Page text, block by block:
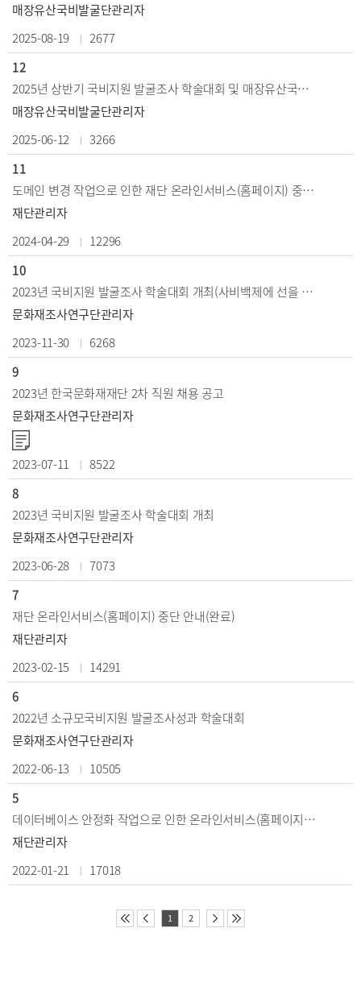
매장유산국비발굴단관리자
2025-08-19
2677
12
2025년 상반기 국비지원 발굴조사 학술대회 및 매장유산국비발굴단 출범 30주년 기념식
매장유산국비발굴단관리자
2025-06-12
3266
11
도메인 변경 작업으로 인한 재단 온라인서비스(홈페이지) 중단 안내(완료)
재단관리자
2024-04-29
12296
10
2023년 국비지원 발굴조사 학술대회 개최(사비백제에 선을 긋다)
문화재조사연구단관리자
2023-11-30
6268
9
2023년 한국문화재재단 2차 직원 채용 공고
문화재조사연구단관리자
2023-07-11
8522
8
2023년 국비지원 발굴조사 학술대회 개최
문화재조사연구단관리자
2023-06-28
7073
7
재단 온라인서비스(홈페이지) 중단 안내(완료)
재단관리자
2023-02-15
14291
6
2022년 소규모국비지원 발굴조사성과 학술대회
문화재조사연구단관리자
2022-06-13
10505
5
데이터베이스 안정화 작업으로 인한 온라인서비스(홈페이지) 중단 안내
재단관리자
2022-01-21
17018
1 2